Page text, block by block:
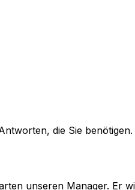
die Sie benötigen.
unseren Manager. Er